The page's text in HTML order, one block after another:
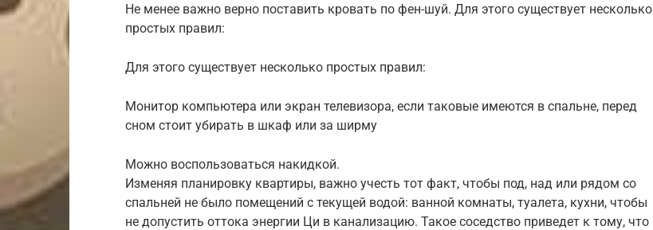
Не менее важно верно поставить кровать по фен-шуй. Для этого существует несколько
простых правил:
Для этого существует несколько простых правил:
Монитор компьютера или экран телевизора, если таковые имеются в спальне, перед
сном стоит убирать в шкаф или за ширму
Можно воспользоваться накидкой.
Изменяя планировку квартиры, важно учесть тот факт, чтобы под, над или рядом со
спальней не было помещений с текущей водой: ванной комнаты, туалета, кухни, чтобы
не допустить оттока энергии Ци в канализацию. Такое соседство приведет к тому, что